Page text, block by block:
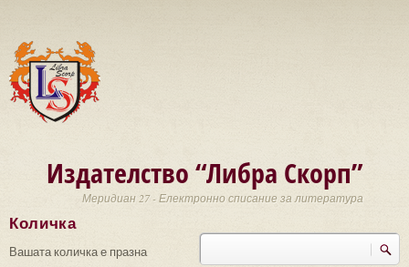
Издателство “Либра Скорп”
Меридиан 27 - Електронно списание за литература
Търси
Количка
Вашата количка е празна